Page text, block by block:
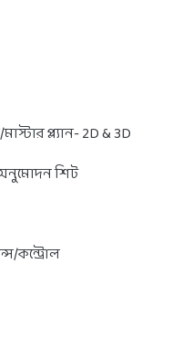
মাস্টার প্ল্যান- 2D & 3D
শিট
কন্ট্রোল